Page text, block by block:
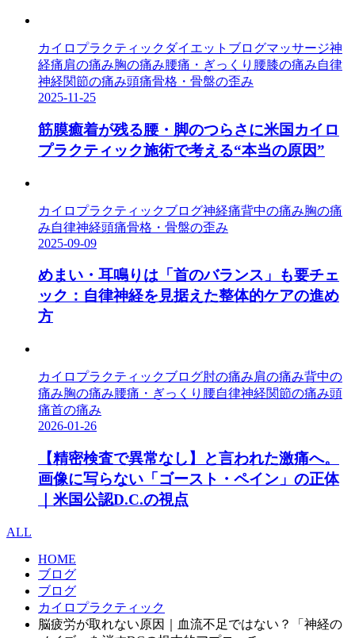
カイロプラクティック ダイエット ブログマッサージ神
経痛肩の痛み胸の痛み腰痛・ぎっくり腰膝の痛み自律
神経関節の痛み頭痛骨格・骨盤の歪み
2025-11-25
筋膜癒着が残る腰・脚のつらさに米国カイロ
プラクティック施術で考える“本当の原因”
カイロプラクティックブログ神経痛背中の痛み胸の痛
み自律神経頭痛骨格・骨盤の歪み
2025-09-09
めまい・耳鳴りは「首のバランス」も要チェ
ック：自律神経を見据えた整体的ケアの進め
方
カイロプラクティックブログ肘の痛み肩の痛み背中の
痛み胸の痛み腰痛・ぎっくり腰自律神経関節の痛み頭
痛首の痛み
2026-01-26
【精密検査で異常なし】と言われた激痛へ。
画像に写らない「ゴースト・ペイン」の正体
｜米国公認D.C.の視点
ALL
HOME
ブログ
ブログ
カイロプラクティック
脳疲労が取れない原因｜血流不足ではない？「神経の